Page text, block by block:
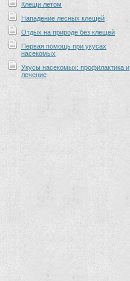
Клещи летом
Нападение лесных клещей
Отдых на природе без клещей
Первая помощь при укусах
насекомых
Укусы насекомых: профилактика и
лечение